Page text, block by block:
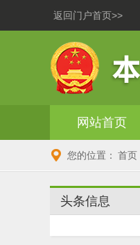
返回门户首页>>
网站首页
您的位置： 首页
头条信息